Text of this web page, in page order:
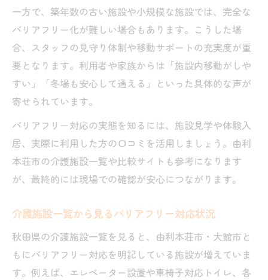
一方で、築年数の古い施設や小規模な施設では、完全な
バリアフリー化が難しい場合もあります。こうした場
合、スタッフの見守り体制や移動サポートの充実度が重
要となります。利用者や家族からは「施設内移動がしや
すい」「冬場も安心して通える」といった具体的な声が
寄せられています。
バリアフリー対応の実態を知るには、施設見学や体験入
居、実際に利用した方の口コミを活用しましょう。由利
本荘市の介護施設一覧や比較サイトも参考になります
が、最終的には現場での確認が安心につながります。
介護施設一覧から見るバリアフリー対応状況
秋田県の介護施設一覧を見ると、由利本荘市・大館市と
もにバリアフリー対応を明記している施設が増えていま
す。例えば、エレベーター設置や車椅子対応トイレ、各